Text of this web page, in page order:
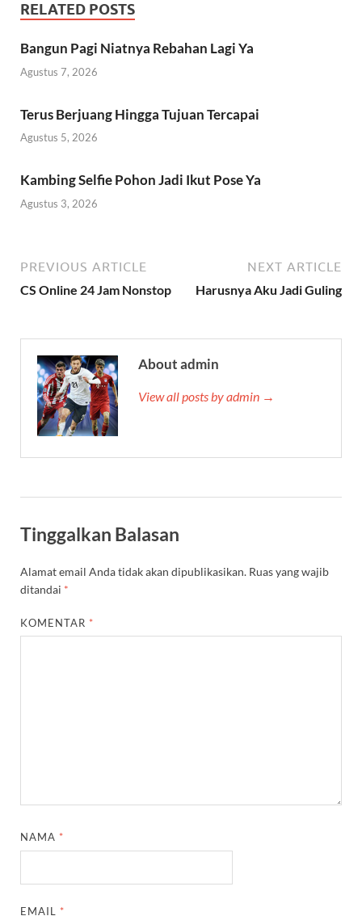
RELATED POSTS
Bangun Pagi Niatnya Rebahan Lagi Ya
Agustus 7, 2026
Terus Berjuang Hingga Tujuan Tercapai
Agustus 5, 2026
Kambing Selfie Pohon Jadi Ikut Pose Ya
Agustus 3, 2026
PREVIOUS ARTICLE
CS Online 24 Jam Nonstop
NEXT ARTICLE
Harusnya Aku Jadi Guling
About admin
View all posts by admin →
Tinggalkan Balasan
Alamat email Anda tidak akan dipublikasikan. Ruas yang wajib
ditandai *
KOMENTAR *
NAMA *
EMAIL *